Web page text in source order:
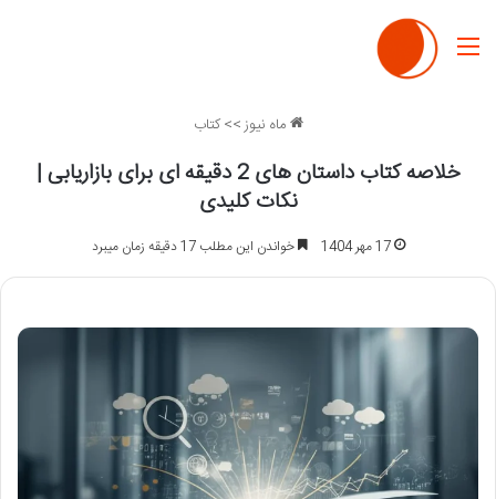
منو
ماه نیوز>> کتاب
خلاصه کتاب داستان های 2 دقیقه ای برای بازاریابی |
نکات کلیدی
17 مهر 1404 خواندن این مطلب 17 دقیقه زمان میبرد